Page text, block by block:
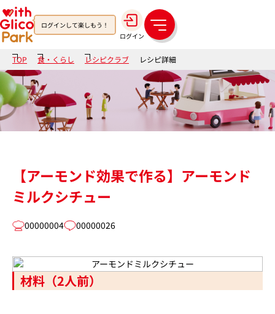
ログインして楽しもう！
ログイン
メ
ニ
ュ
ー
TOP 食・くらし レシピクラブ レシピ詳細
【アーモンド効果で作る】アーモンド
ミルクシチュー
00000004 00000026
材料（2人前）